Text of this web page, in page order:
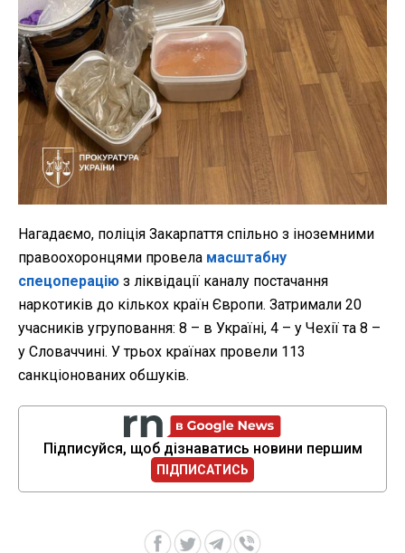
Нагадаємо, поліція Закарпаття спільно з іноземними
правоохоронцями провела масштабну
спецоперацію з ліквідації каналу постачання
наркотиків до кількох країн Європи. Затримали 20
учасників угруповання: 8 – в Україні, 4 – у Чехії та 8 –
у Словаччині. У трьох країнах провели 113
санкціонованих обшуків.
Підписуйся, щоб дізнаватись новини першим
ПІДПИСАТИСЬ